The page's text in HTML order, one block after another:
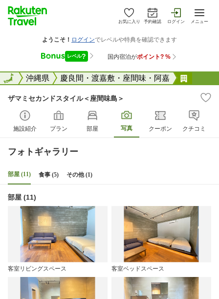
お気に入り 予約確認 ログイン メニュー
全国沖縄県 慶良間・渡嘉敷・座間味・阿嘉
全国
ザマミセカンドスタイル＜座間味島＞
施設紹介 プラン 部屋 写真 クーポン クチコミ
フォトギャラリー
部屋 (11) 食事 (5) その他 (1)
部屋 (11)
客室リビングスペース 客室ベッドスペース